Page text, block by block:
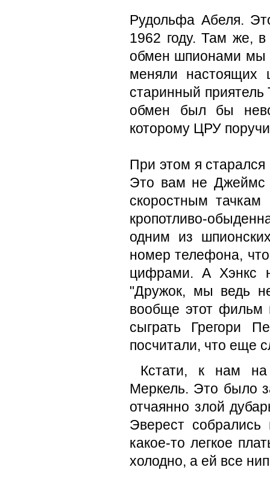
Рудольфа Абеля.
1962 году. Там же,
обмен шпионами мы
меняли
старинный приятель
обмен был бы
которому ЦРУ
При этом я старался
Это вам не Джеймс
скоростным тачкам
кропотливо-
одним из
номер телефона,
цифрами. А Хэнкс
"Дружок, мы ведь
вообще этот фильм
сыграть Грегори
посчитали, что еще
Кстати, к нам на
Меркель. Это было
отчаянно злой
Эверест
какое-то легкое
холодно, а ей все